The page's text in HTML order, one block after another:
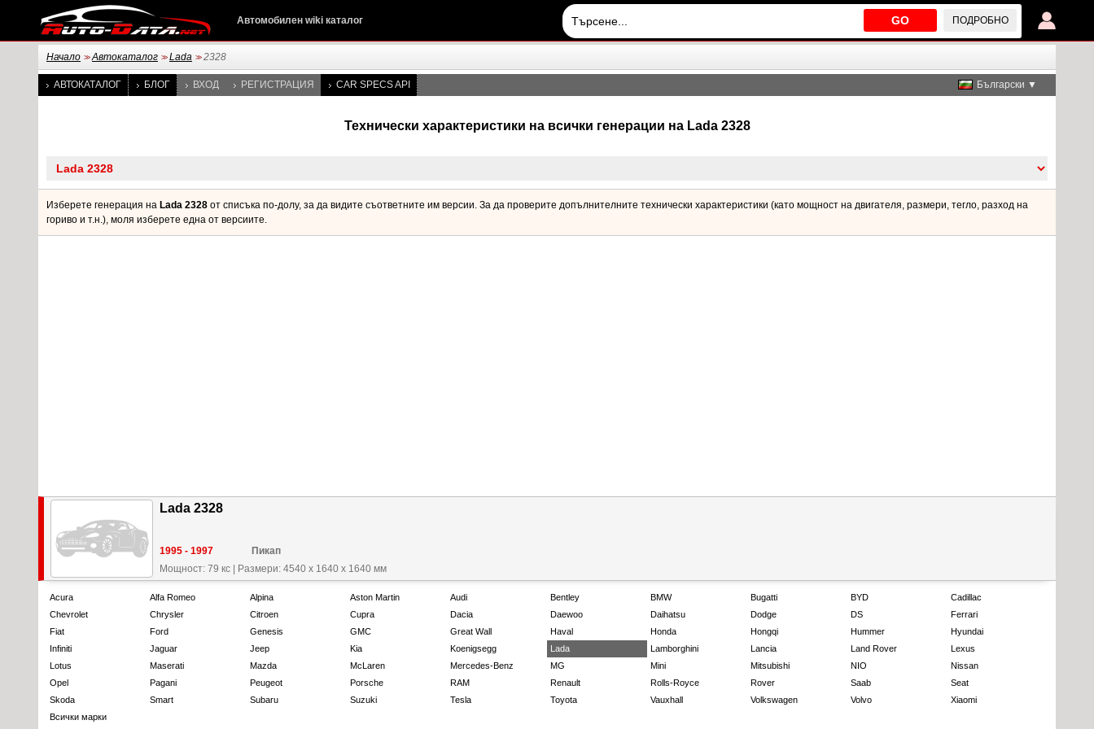
GO ПОДРОБНО
Автомобилен wiki каталог
Начало >> Автокаталог >> Lada >> 2328
АВТОКАТАЛОГ БЛОГ ВХОД РЕГИСТРАЦИЯ CAR SPECS API Български ▼
Технически характеристики на всички генерации на Lada 2328
Изберете генерация на Lada 2328 от списъка по-долу, за да видите съответните им версии. За да проверите допълнителните технически характеристики (като мощност на двигателя, размери, тегло, разход на
гориво и т.н.), моля изберете една от версиите.
Lada 2328
1995 - 1997
Пикап
Мощност: 79 кс
Размери: 4540 x 1640 x 1640 мм
Acura Alfa Romeo Alpina Aston Martin Audi Bentley BMW Bugatti BYD
Cadillac
Chevrolet
Chrysler Citroen Cupra Dacia Daewoo Daihatsu Dodge DS
Ferrari
Fiat
Ford Genesis GMC Great Wall Haval Honda Hongqi Hummer
Hyundai
Infiniti
Jaguar Jeep Kia Koenigsegg Lada Lamborghini Lancia Land Rover
Lexus
Lotus
Maserati Mazda McLaren Mercedes-Benz MG Mini Mitsubishi NIO
Nissan
Opel
Pagani Peugeot Porsche RAM Renault Rolls-Royce Rover Saab
Seat
Skoda
Smart Subaru Suzuki Tesla Toyota Vauxhall Volkswagen Volvo
Xiaomi
Всички марки